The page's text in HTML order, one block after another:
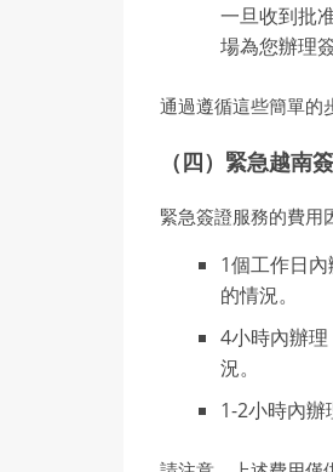
一旦收到批
場為您辦理
通過遵循這些簡單的
（四）緊急越南
緊急簽證服務的費用
1個工作日
的情況。
4小時內辦
況。
1-2小時內辦